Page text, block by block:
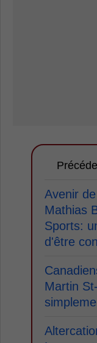
Avenir
Mathias
Sports:
d'être
Martin